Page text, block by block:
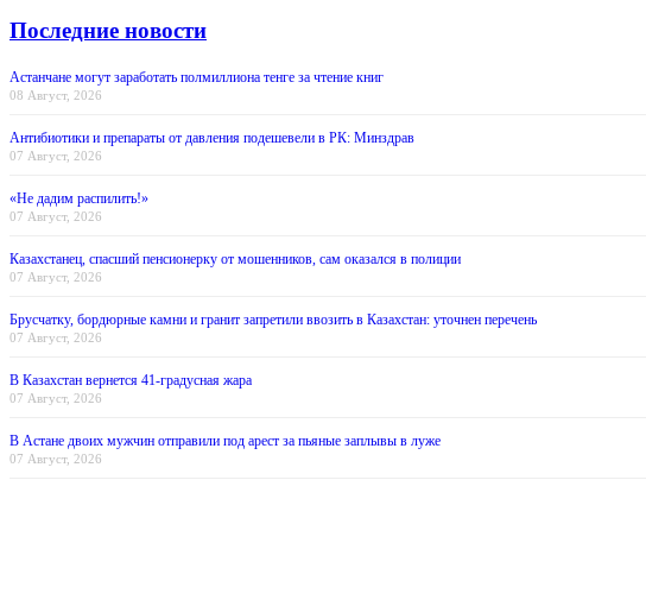
Последние новости
Астанчане могут заработать полмиллиона тенге за чтение книг
08 Август, 2026
Антибиотики и препараты от давления подешевели в РК: Минздрав
07 Август, 2026
«Не дадим распилить!»
07 Август, 2026
Казахстанец, спасший пенсионерку от мошенников, сам оказался в полиции
07 Август, 2026
Брусчатку, бордюрные камни и гранит запретили ввозить в Казахстан: уточнен перечень
07 Август, 2026
В Казахстан вернется 41-градусная жара
07 Август, 2026
В Астане двоих мужчин отправили под арест за пьяные заплывы в луже
07 Август, 2026